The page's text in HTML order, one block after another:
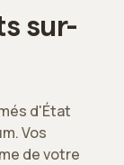
sur-
d'État
Vos
de votre